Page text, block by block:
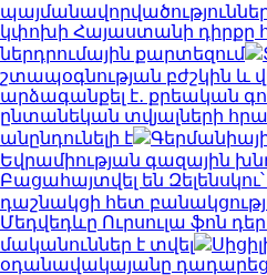
կփոխի Հայաստանի դիրքը
ներդրումային քարտեզում
շտապօգնության բժշկին և
արձագանքել է․ քրեական
ընտանեկան տվյալների
անընդունելի է
Եվրամիության գազային
Բացահայտվել են
դաշնակցի հետ
Մեդվեդևը Ուրսուլա ֆոն
մականուններ է տվել
օդանավակայանը